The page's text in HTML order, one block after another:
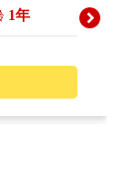
1年